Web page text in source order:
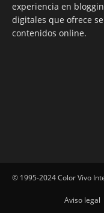
experiencia en
digitales que ofrece
contenidos online.
© 1995-2024 Color Vivo
Aviso legal